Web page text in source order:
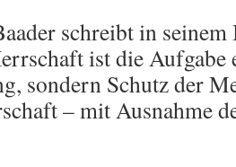
schreibt in seinem
ist die Aufgabe
sondern Schutz der
– mit Ausnahme